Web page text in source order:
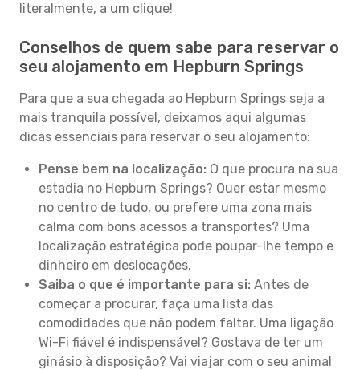
literalmente, a um clique!
Conselhos de quem sabe para reservar o
seu alojamento em Hepburn Springs
Para que a sua chegada ao Hepburn Springs seja a
mais tranquila possível, deixamos aqui algumas
dicas essenciais para reservar o seu alojamento:
Pense bem na localização: O que procura na sua
estadia no Hepburn Springs? Quer estar mesmo
no centro de tudo, ou prefere uma zona mais
calma com bons acessos a transportes? Uma
localização estratégica pode poupar-lhe tempo e
dinheiro em deslocações.
Saiba o que é importante para si: Antes de
começar a procurar, faça uma lista das
comodidades que não podem faltar. Uma ligação
Wi-Fi fiável é indispensável? Gostava de ter um
ginásio à disposição? Vai viajar com o seu animal